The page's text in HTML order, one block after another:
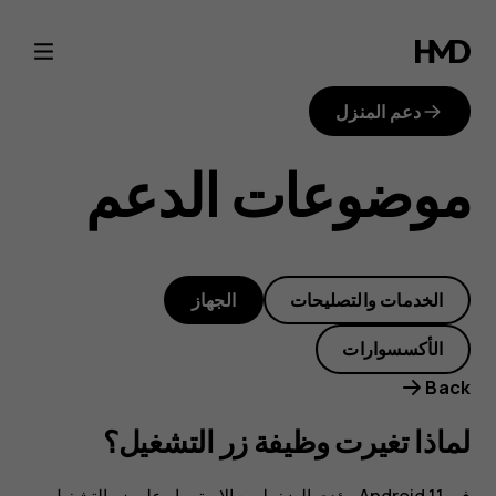
لماذا
تغيرت
وظيفة
زر
التشغيل؟
دعم المنزل
موضوعات الدعم
الخدمات والتصليحات الجهاز
الأكسسوارات
Back
لماذا تغيرت وظيفة زر التشغيل؟